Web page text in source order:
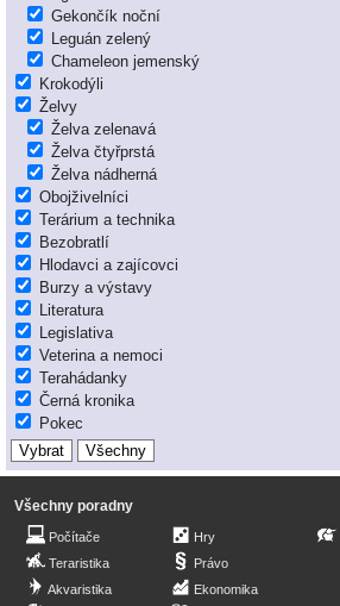
Gekončík noční
Leguán zelený
Chameleon jemenský
Krokodýli
Želvy
Želva zelenavá
Želva čtyřprstá
Želva nádherná
Obojživelníci
Terárium a technika
Bezobratlí
Hlodavci a zajícovci
Burzy a výstavy
Literatura
Legislativa
Veterina a nemoci
Terahádanky
Černá kronika
Pokec
Všechny poradny
Počítače
Teraristika
Akvaristika
Hry
Právo
Ekonomika